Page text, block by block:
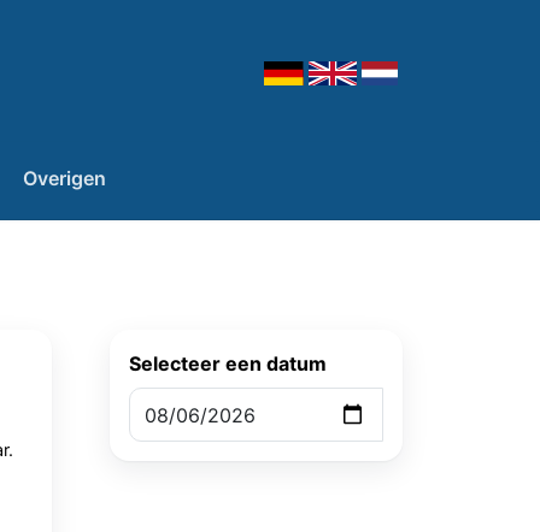
Overigen
Selecteer een datum